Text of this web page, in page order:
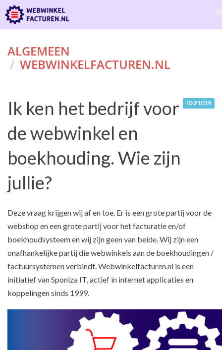
ALGEMEEN
WEBWINKELFACTUREN.NL
ID #1019
Ik ken het bedrijf voor
de webwinkel en
boekhouding. Wie zijn
jullie?
Deze vraag krijgen wij af en toe. Er is een grote partij voor de
webshop en een grote partij voor het facturatie en/of
boekhoudsysteem en wij zijn geen van beide. Wij zijn een
onafhankelijke partij die webwinkels aan de boekhoudingen /
factuursystemen verbindt. Webwinkelfacturen.nl is een
initiatief van Sponiza IT, actief in internet applicaties en
koppelingen sinds 1999.